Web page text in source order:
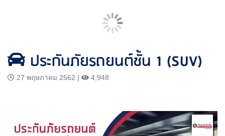
ประกันภัยรถยนต์ชั้น 1 (SUV)
27 พฤษภาคม 2562 | 4,948